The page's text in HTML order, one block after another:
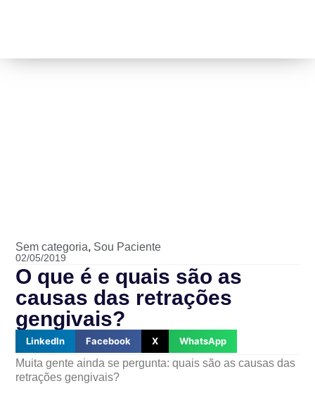
Sem categoria, Sou Paciente
02/05/2019
O que é e quais são as
causas das retrações
gengivais?
LinkedIn Facebook X WhatsApp
Muita gente ainda se pergunta: quais são as causas das
retrações gengivais?